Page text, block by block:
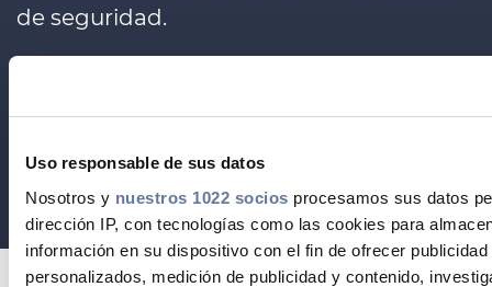
Uso responsable de sus datos
Nosotros y nuestros 1022 socios procesamos sus datos
dirección IP, con tecnologías como las cookies para
información en su dispositivo con el fin de ofrecer
personalizados, medición de publicidad y contenido,
de seguridad.
DESCARGA LA FICHA TÉCNICA